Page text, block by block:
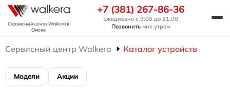
Сервисный центр Walkeraв
Омске
+7 (381) 267-86-36
Ежедневно с 9:00 до 21:00
Позвонить мне утром
Сервисный центр Walkera Каталог устройств
Модели Акции